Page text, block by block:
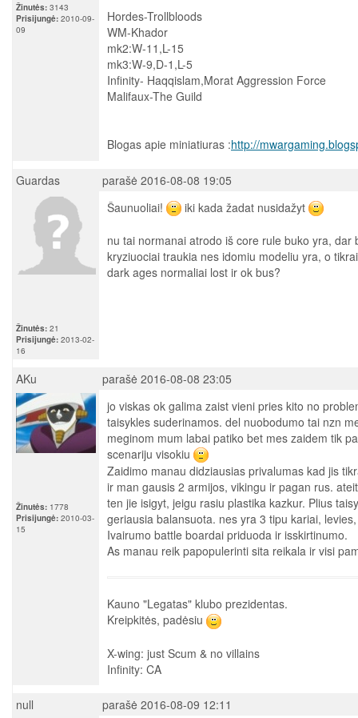
Žinutės: 3143
Prisijungė: 2010-09-
09
Hordes-Trollbloods
WM-Khador
mk2:W-11,L-15
mk3:W-9,D-1,L-5
Infinity- Haqqislam,Morat Aggression Force
Malifaux-The Guild
Blogas apie miniatiuras :http://
Guardas parašė 2016-08-08 19:05
Žinutės: 21
Prisijungė: 2013-02-
16
Šaunuoliai! iki kada žadat nusidažyt
nu tai normanai atrodo iš core rule buko yra, dar
kryziuociai traukia nes idomiu modeliu yra, o
dark ages normaliai lost ir ok bus?
AKu parašė 2016-08-08 23:05
Žinutės: 1778
Prisijungė: 2010-03-
15
jo viskas ok galima zaist vieni pries kito no
taisykles suderinamos. del nuobodumo tai nzn
meginom mum labai patiko bet mes zaidem tik
scenariju visokiu
Zaidimo manau didziausias privalumas kad jis
ir man gausis 2 armijos, vikingu ir pagan rus.
ten jie isigyt, jeigu rasiu plastika kazkur. Plius
geriausia balansuota. nes yra 3 tipu kariai,
Ivairumo battle boardai priduoda ir isskirtinumo.
As manau reik papopulerinti sita reikala ir visi
Kauno "Legatas" klubo prezidentas.
Kreipkitės, padėsiu
X-wing: just Scum & no villains
Infinity: CA
null parašė 2016-08-09 12:11